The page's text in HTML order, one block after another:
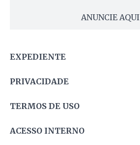
ANUNCIE AQUI
EXPEDIENTE
PRIVACIDADE
TERMOS DE USO
ACESSO INTERNO